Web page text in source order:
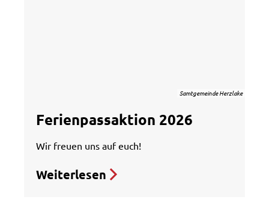
Samtgemeinde Herzlake
Ferienpassaktion 2026
Wir freuen uns auf euch!
Weiterlesen